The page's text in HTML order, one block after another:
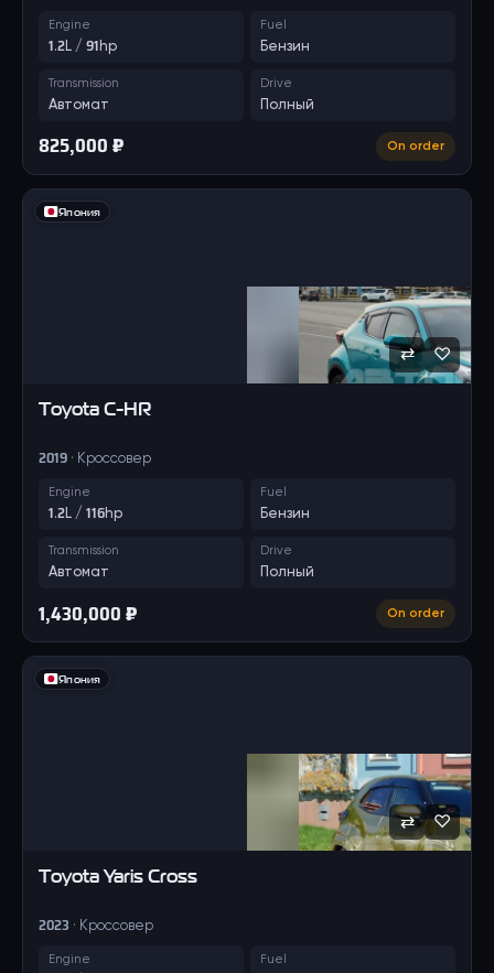
Engine
1.2L / 91hp
Fuel
Бензин
Transmission
Автомат
Drive
Полный
825,000 ₽ On order
Япония
⇄ ♡
ToyotaC-HR
2019 · Кроссовер
Engine
1.2L / 116hp
Fuel
Бензин
Transmission
Автомат
Drive
Полный
1,430,000 ₽ On order
Япония
⇄ ♡
ToyotaYaris Cross
2023 · Кроссовер
Engine Fuel